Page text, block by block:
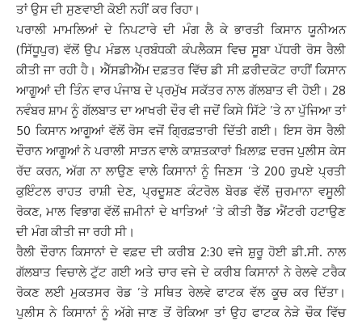
ਤਾਂ ਉਸ ਦੀ ਸੁਣਵਾਈ ਕੋਈ ਨਹੀਂ ਕਰ ਰਿਹਾ।
ਪਰਾਲੀ ਮਾਮਲਿਆਂ ਦੇ ਨਿਪਟਾਰੇ ਦੀ ਮੰਗ ਲੈ ਕੇ ਭਾਰਤੀ ਕਿਸਾਨ ਯੂਨੀਅਨ
(ਸਿੱਧੂਪੁਰ) ਵੱਲੋਂ ਉਪ ਮੰਡਲ ਪ੍ਰਬੰਧਕੀ ਕੰਪਲੈਕਸ ਵਿਚ ਸੂਬਾ ਪੱਧਰੀ ਰੋਸ ਰੈਲੀ
ਕੀਤੀ ਜਾ ਰਹੀ ਹੈ। ਐੱਸਡੀਐੱਮ ਦਫ਼ਤਰ ਵਿੱਚ ਡੀ ਸੀ ਫ਼ਰੀਦਕੋਟ ਰਾਹੀਂ ਕਿਸਾਨ
ਆਗੂਆਂ ਦੀ ਤਿੰਨ ਵਾਰ ਪੰਜਾਬ ਦੇ ਪ੍ਰਮੁੱਖ ਸਕੱਤਰ ਨਾਲ ਗੱਲਬਾਤ ਵੀ ਹੋਈ। 28
ਨਵੰਬਰ ਸ਼ਾਮ ਨੂੰ ਗੱਲਬਾਤ ਦਾ ਆਖਰੀ ਦੌਰ ਵੀ ਜਦੋਂ ਕਿਸੇ ਸਿੱਟੇ ’ਤੇ ਨਾ ਪੁੱਜਿਆ ਤਾਂ
50 ਕਿਸਾਨ ਆਗੂਆਂ ਵੱਲੋਂ ਰੋਸ ਵਜੋਂ ਗ੍ਰਿਫ਼ਤਾਰੀ ਦਿੱਤੀ ਗਈ। ਇਸ ਰੋਸ ਰੈਲੀ
ਦੌਰਾਨ ਆਗੂਆਂ ਨੇ ਪਰਾਲੀ ਸਾੜਨ ਵਾਲੇ ਕਾਸ਼ਤਕਾਰਾਂ ਖ਼ਿਲਾਫ਼ ਦਰਜ ਪੁਲੀਸ ਕੇਸ
ਰੱਦ ਕਰਨ, ਅੱਗ ਨਾ ਲਾਉਣ ਵਾਲੇ ਕਿਸਾਨਾਂ ਨੂੰ ਜਿਣਸ ’ਤੇ 200 ਰੁਪਏ ਪ੍ਰਤੀ
ਕੁਇੰਟਲ ਰਾਹਤ ਰਾਸ਼ੀ ਦੇਣ, ਪ੍ਰਦੂਸ਼ਣ ਕੰਟਰੋਲ ਬੋਰਡ ਵੱਲੋਂ ਜੁਰਮਾਨਾ ਵਸੂਲੀ
ਰੋਕਣ, ਮਾਲ ਵਿਭਾਗ ਵੱਲੋਂ ਜ਼ਮੀਨਾਂ ਦੇ ਖਾਤਿਆਂ ’ਤੇ ਕੀਤੀ ਰੈੱਡ ਐਂਟਰੀ ਹਟਾਉਣ
ਦੀ ਮੰਗ ਕੀਤੀ ਜਾ ਰਹੀ ਸੀ।
ਰੈਲੀ ਦੌਰਾਨ ਕਿਸਾਨਾਂ ਦੇ ਵਫ਼ਦ ਦੀ ਕਰੀਬ 2:30 ਵਜੇ ਸ਼ੁਰੂ ਹੋਈ ਡੀ.ਸੀ. ਨਾਲ
ਗੱਲਬਾਤ ਵਿਚਾਲੇ ਟੁੱਟ ਗਈ ਅਤੇ ਚਾਰ ਵਜੇ ਦੇ ਕਰੀਬ ਕਿਸਾਨਾਂ ਨੇ ਰੇਲਵੇ ਟਰੈਕ
ਰੋਕਣ ਲਈ ਮੁਕਤਸਰ ਰੋਡ ’ਤੇ ਸਥਿਤ ਰੇਲਵੇ ਫਾਟਕ ਵੱਲ ਕੂਚ ਕਰ ਦਿੱਤਾ।
ਪੁਲੀਸ ਨੇ ਕਿਸਾਨਾਂ ਨੂੰ ਅੱਗੇ ਜਾਣ ਤੋਂ ਰੋਕਿਆ ਤਾਂ ਉਹ ਫਾਟਕ ਨੇੜੇ ਚੌਕ ਵਿੱਚ